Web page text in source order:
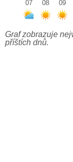
07
08
09
Graf zobrazuje
příštích dnů.